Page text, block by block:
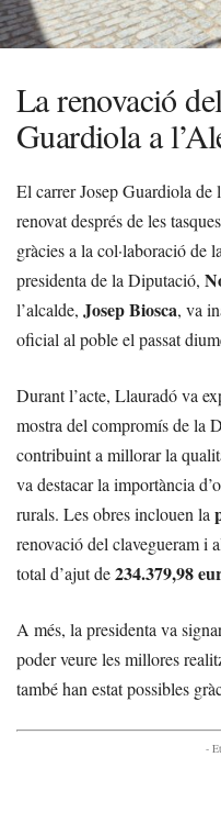
La renovació
Guardiola a
El carrer Josep Guardiola de
renovat després de les
gràcies a la col·laboració de la
presidenta de la Diputació,
l’alcalde, Josep Biosca, va
oficial al poble el passat
Durant l’acte, Llauradó va
mostra del compromís de la
contribuint a millorar la
va destacar la importància
rurals. Les obres inclouen la
renovació del clavegueram i
total d’ajut de234.379,98
A més, la presidenta va
poder veure les millores
també han estat possibles
-